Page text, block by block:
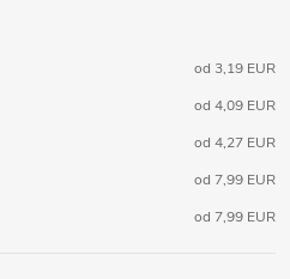
od 3,19 EUR
od 4,09 EUR
od 4,27 EUR
od 7,99 EUR
od 7,99 EUR